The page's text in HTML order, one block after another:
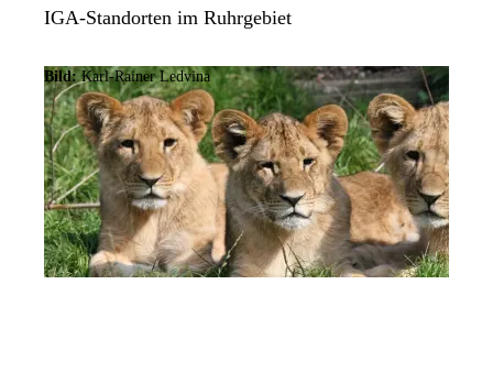
IGA-Standorten im Ruhrgebiet
Bild: Karl-Rainer Ledvina